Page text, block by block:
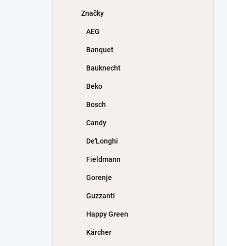
Značky
AEG
Banquet
Bauknecht
Beko
Bosch
Candy
De'Longhi
Fieldmann
Gorenje
Guzzanti
Happy Green
Kärcher